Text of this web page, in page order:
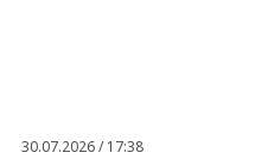
30.07.2026 / 17:38